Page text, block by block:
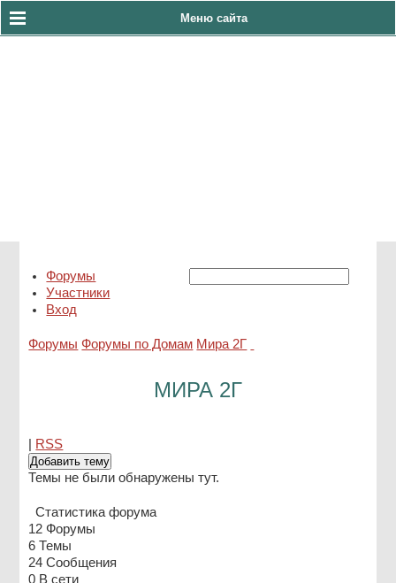
Меню сайта
Форумы
Участники
Вход
Форумы Форумы по Домам Мира 2Г
МИРА 2Г
RSS
Добавить тему
Темы не были обнаружены тут.
Статистика форума
12 Форумы
6 Темы
24 Сообщения
0 В сети